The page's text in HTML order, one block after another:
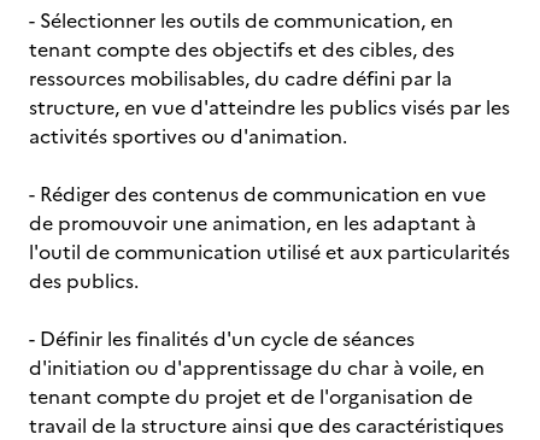
- Sélectionner les outils de communication, en
tenant compte des objectifs et des cibles, des
ressources mobilisables, du cadre défini par la
structure, en vue d'atteindre les publics visés par les
activités sportives ou d'animation.
- Rédiger des contenus de communication en vue
de promouvoir une animation, en les adaptant à
l'outil de communication utilisé et aux particularités
des publics.
- Définir les finalités d'un cycle de séances
d'initiation ou d'apprentissage du char à voile, en
tenant compte du projet et de l'organisation de
travail de la structure ainsi que des caractéristiques